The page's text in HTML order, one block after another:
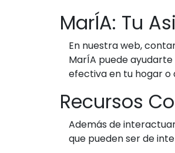
MarÍA: Tu
En nuestra web,
MarÍA puede
efectiva en tu hogar o
Recursos
Además de
que pueden ser de